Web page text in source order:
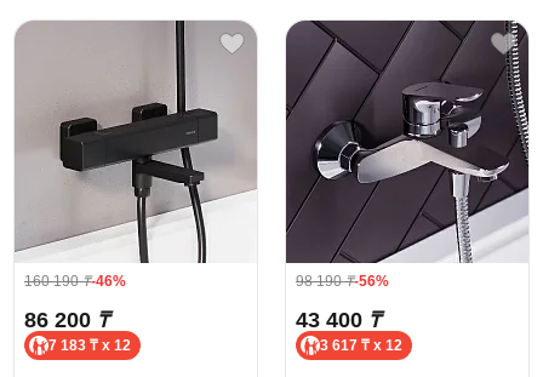
160 190₸-46%
86 200 ₸
7 183 ₸ x 12
98 190₸-56%
43 400 ₸
3 617 ₸ x 12